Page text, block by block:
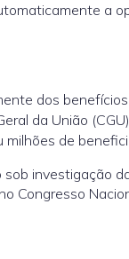
a
dos
da União
de
investigação
Congresso